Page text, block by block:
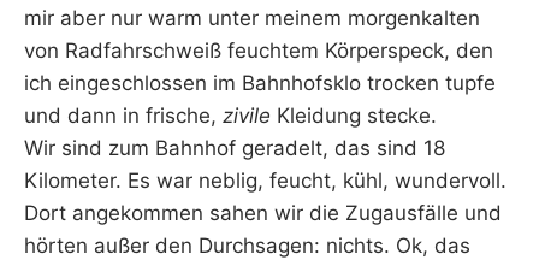
mir aber nur warm unter meinem morgenkalten
von Radfahrschweiß feuchtem Körperspeck, den
ich eingeschlossen im Bahnhofsklo trocken tupfe
und dann in frische, zivile Kleidung stecke.
Wir sind zum Bahnhof geradelt, das sind 18
Kilometer. Es war neblig, feucht, kühl, wundervoll.
Dort angekommen sahen wir die Zugausfälle und
hörten außer den Durchsagen: nichts. Ok, das